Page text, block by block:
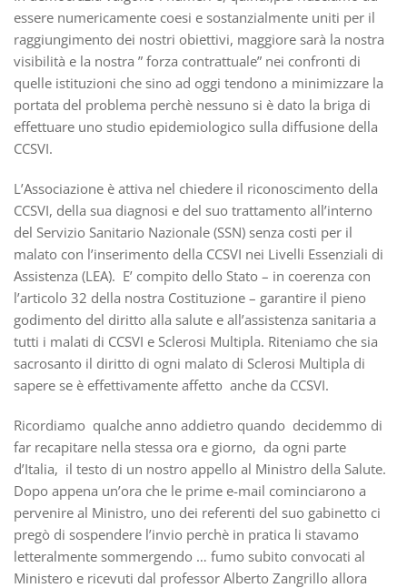
essere numericamente coesi e sostanzialmente uniti per il
raggiungimento dei nostri obiettivi, maggiore sarà la nostra
visibilità e la nostra ” forza contrattuale” nei confronti di
quelle istituzioni che sino ad oggi tendono a minimizzare la
portata del problema perchè nessuno si è dato la briga di
effettuare uno studio epidemiologico sulla diffusione della
CCSVI.
L’Associazione è attiva nel chiedere il riconoscimento della
CCSVI, della sua diagnosi e del suo trattamento all’interno
del Servizio Sanitario Nazionale (SSN) senza costi per il
malato con l’inserimento della CCSVI nei Livelli Essenziali di
Assistenza (LEA). E’ compito dello Stato – in coerenza con
l’articolo 32 della nostra Costituzione – garantire il pieno
godimento del diritto alla salute e all’assistenza sanitaria a
tutti i malati di CCSVI e Sclerosi Multipla. Riteniamo che sia
sacrosanto il diritto di ogni malato di Sclerosi Multipla di
sapere se è effettivamente affetto anche da CCSVI.
Ricordiamo qualche anno addietro quando decidemmo di
far recapitare nella stessa ora e giorno, da ogni parte
d’Italia, il testo di un nostro appello al Ministro della Salute.
Dopo appena un’ora che le prime e-mail cominciarono a
pervenire al Ministro, uno dei referenti del suo gabinetto ci
pregò di sospendere l’invio perchè in pratica li stavamo
letteralmente sommergendo … fumo subito convocati al
Ministero e ricevuti dal professor Alberto Zangrillo allora